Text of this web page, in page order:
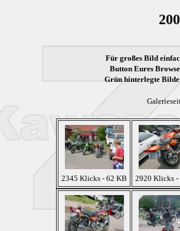
Für großes Bild
Button Eures
Grünhinterlegte
2345 Klicks - 62 KB 2920 Klicks -